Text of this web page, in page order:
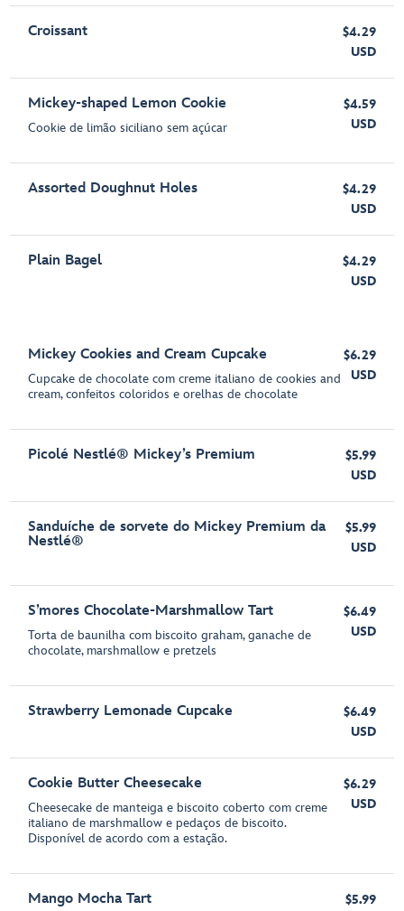
Croissant
$4.29
USD
Mickey-shaped Lemon Cookie
Cookie de limão siciliano sem açúcar
$4.59
USD
Assorted Doughnut Holes
$4.29
USD
Plain Bagel
$4.29
USD
Mickey Cookies and Cream Cupcake
Cupcake de chocolate com creme italiano de cookies and
cream, confeitos coloridos e orelhas de chocolate
$6.29
USD
Picolé Nestlé® Mickey’s Premium
$5.99
USD
Sanduíche de sorvete do Mickey Premium da
Nestlé®
$5.99
USD
S’mores Chocolate-Marshmallow Tart
Torta de baunilha com biscoito graham, ganache de
chocolate, marshmallow e pretzels
$6.49
USD
Strawberry Lemonade Cupcake
$6.49
USD
Cookie Butter Cheesecake
Cheesecake de manteiga e biscoito coberto com creme
italiano de marshmallow e pedaços de biscoito.
Disponível de acordo com a estação.
$6.29
USD
Mango Mocha Tart
$5.99